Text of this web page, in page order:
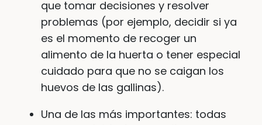
que tomar decisiones y resolver
problemas (por ejemplo, decidir si ya
es el momento de recoger un
alimento de la huerta o tener especial
cuidado para que no se caigan los
huevos de las gallinas).
Una de las más importantes: todas